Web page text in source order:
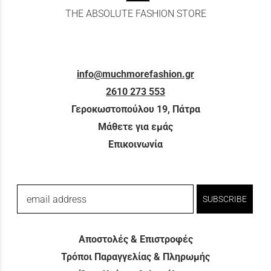
THE ABSOLUTE FASHION STORE
info@muchmorefashion.gr
2610 273 553
Γεροκωστοπούλου 19, Πάτρα
Μάθετε για εμάς
Επικοινωνία
email address SUBSCRIBE
Αποστολές & Επιστροφές
Τρόποι Παραγγελίας & Πληρωμής